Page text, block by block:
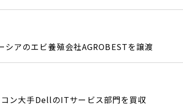
アのエビ養殖会社AGROBESTを譲渡
ン大手DellのITサービス部門を買収